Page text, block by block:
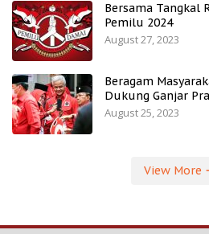
Bersama Tangkal
Pemilu 2024
August 27, 2023
Beragam
Dukung Ganjar
August 25, 2023
View More